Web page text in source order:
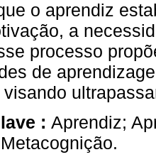
o aprendiz
a
processo
de
: Aprendiz;